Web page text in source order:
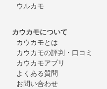
ウルカモ
カウカモについて
カウカモとは
カウカモの評判・口コミ
カウカモアプリ
よくある質問
お問い合わせ